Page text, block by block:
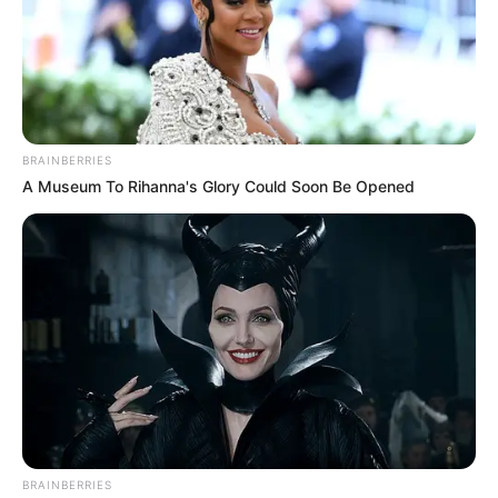
(foto: instagram/gsa_ins)
Biodata & Profil
Nama Lengkap: Kim Min Jung
Nama panggung: Kim Seul Bi
Nama Panggilan: Man Jung, Dung unnie
BRAINBERRIES
A Museum To Rihanna's Glory Could Soon Be Opened
BRAINBERRIES